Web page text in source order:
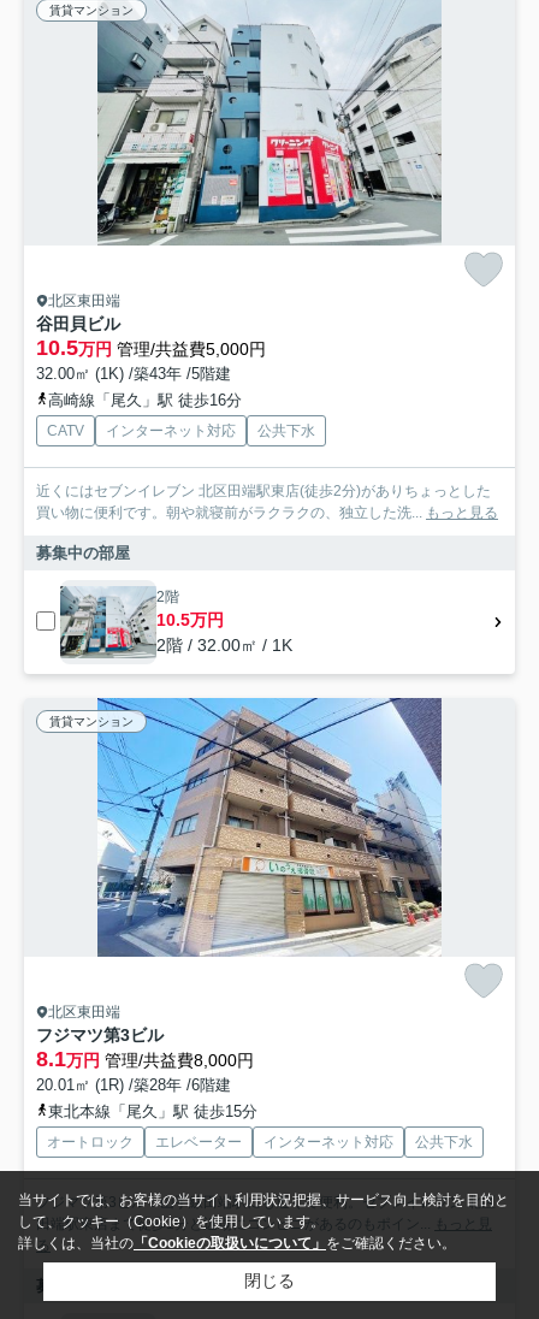
賃貸マンション
北区東田端
谷田貝ビル
10.5万円 管理/共益費5,000円
32.00㎡ (1K) /築43年 /5階建
高崎線「尾久」駅 徒歩16分
CATV インターネット対応 公共下水
近くにはセブンイレブン 北区田端駅東店(徒歩2分)がありちょっとした
買い物に便利です。朝や就寝前がラクラクの、独立した洗...
もっと見る
募集中の部屋
2階
10.5万円
2階 / 32.00㎡ / 1K
賃貸マンション
北区東田端
フジマツ第3ビル
8.1万円 管理/共益費8,000円
20.01㎡ (1R) /築28年 /6階建
東北本線「尾久」駅 徒歩15分
オートロック エレベーター インターネット対応 公共下水
フジマツ第3ビル：山手線田端駅にも近くて便利。セブンイレブン 北区
田端駅東店まで徒歩1分と近場にコンビニがあるのもポイン...
もっと見
る
募集中の部屋
当サイトでは、お客様の当サイト利用状況把握、サービス向上検討を目的と
して、クッキー（Cookie）を使用しています。
詳しくは、当社の 「Cookieの取扱いについて」 をご確認ください。
閉じる